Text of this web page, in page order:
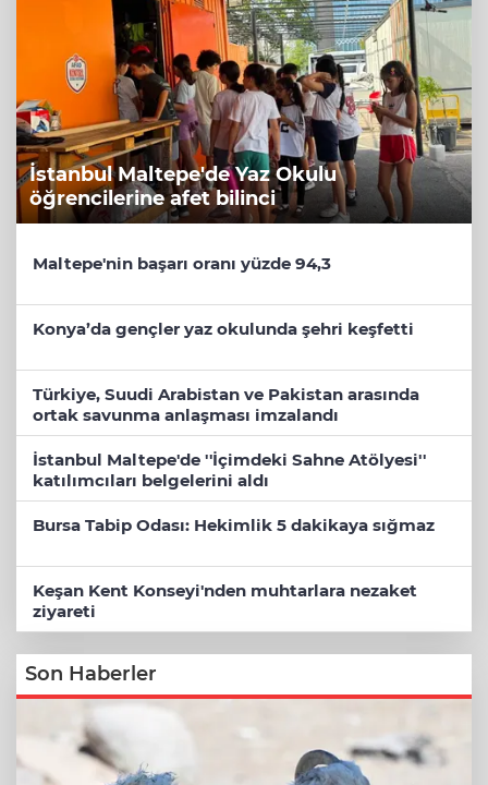
İstanbul Maltepe'de Yaz Okulu
öğrencilerine afet bilinci
Maltepe'nin başarı oranı yüzde 94,3
Konya’da gençler yaz okulunda şehri keşfetti
Türkiye, Suudi Arabistan ve Pakistan arasında
ortak savunma anlaşması imzalandı
İstanbul Maltepe'de ''İçimdeki Sahne Atölyesi''
katılımcıları belgelerini aldı
Bursa Tabip Odası: Hekimlik 5 dakikaya sığmaz
Keşan Kent Konseyi'nden muhtarlara nezaket
ziyareti
Son Haberler